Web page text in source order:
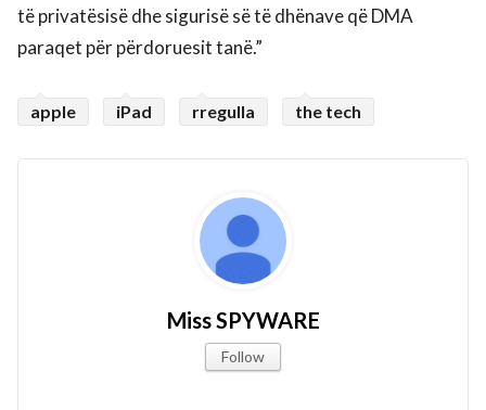
të privatësisë dhe sigurisë së të dhënave që DMA
paraqet për përdoruesit tanë.”
apple iPad rregulla the tech
Miss SPYWARE
Follow